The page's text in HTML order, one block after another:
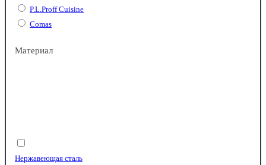
P.L.Proff Cuisine
Comas
Материал
Нержавеющая сталь